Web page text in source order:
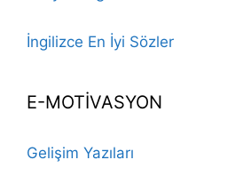
İngilizce En İyi Sözler
E-MOTİVASYON
Gelişim Yazıları